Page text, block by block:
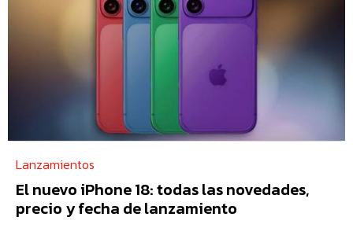
Lanzamientos
El nuevo iPhone 18: todas las novedades,
precio y fecha de lanzamiento